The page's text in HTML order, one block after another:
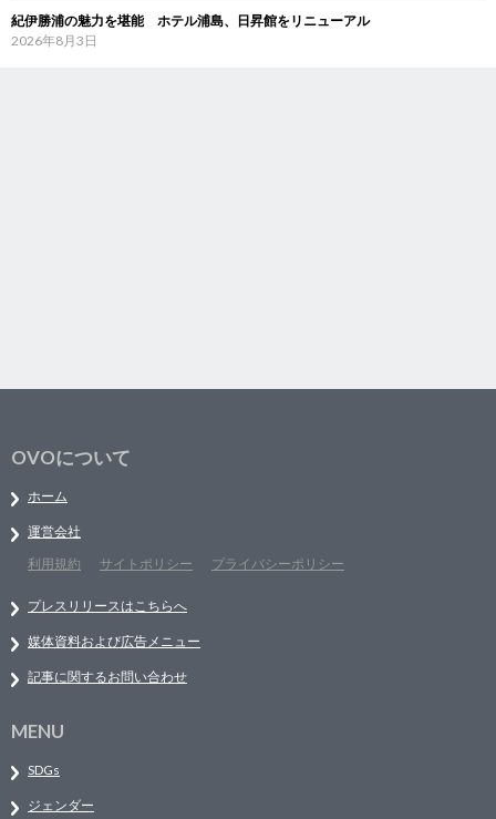
紀伊勝浦の魅力を堪能 ホテル浦島、日昇館をリニューアル
2026年8月3日
OVOについて
ホーム
運営会社
利用規約
サイトポリシー プライバシーポリシー
プレスリリースはこちらへ
媒体資料および広告メニュー
記事に関するお問い合わせ
MENU
SDGs
ジェンダー